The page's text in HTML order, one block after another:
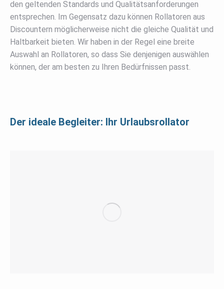
den geltenden Standards und Qualitätsanforderungen
entsprechen. Im Gegensatz dazu können Rollatoren aus
Discountern möglicherweise nicht die gleiche Qualität und
Haltbarkeit bieten. Wir haben in der Regel eine breite
Auswahl an Rollatoren, so dass Sie denjenigen auswählen
können, der am besten zu Ihren Bedürfnissen passt.
Der ideale Begleiter: Ihr Urlaubsrollator